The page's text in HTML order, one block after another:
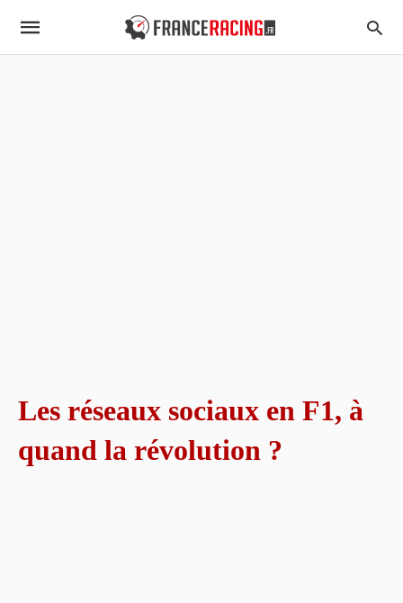
Les réseaux sociaux en F1, à
quand la révolution ?